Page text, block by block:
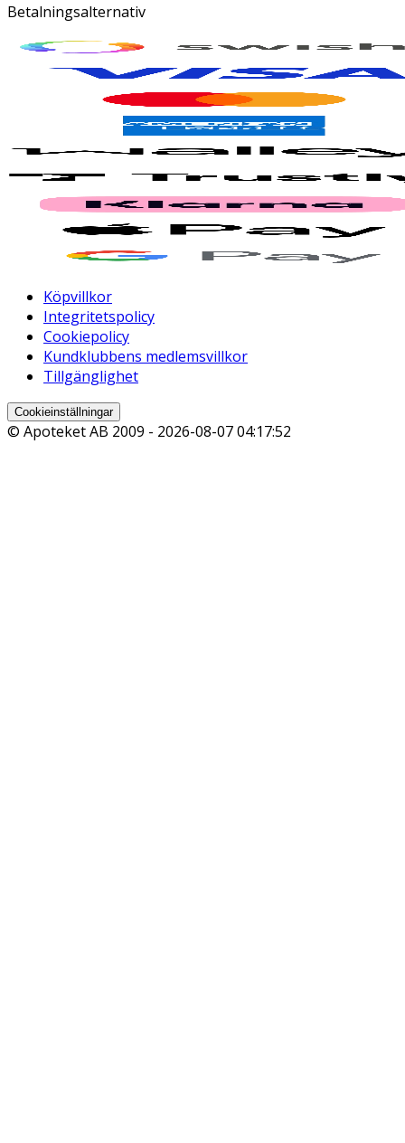
Betalningsalternativ
Köpvillkor
Integritetspolicy
Cookiepolicy
Kundklubbens medlemsvillkor
Tillgänglighet
Cookieinställningar
© Apoteket AB 2009 - 2026-08-07 04:17:52